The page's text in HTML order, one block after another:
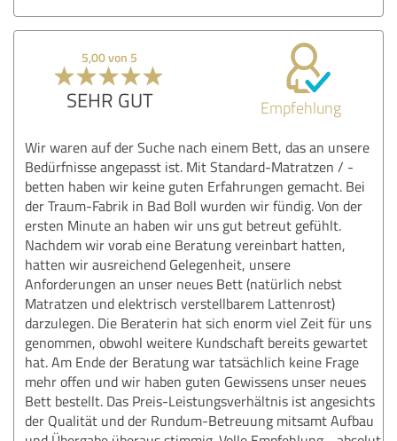
5,00 von 5
SEHR GUT Empfehlung
Wir waren auf der Suche nach einem Bett, das an unsere
Bedürfnisse angepasst ist. Mit Standard-Matratzen / -
betten haben wir keine guten Erfahrungen gemacht. Bei
der Traum-Fabrik in Bad Boll wurden wir fündig. Von der
ersten Minute an haben wir uns gut betreut gefühlt.
Nachdem wir vorab eine Beratung vereinbart hatten,
hatten wir ausreichend Gelegenheit, unsere
Anforderungen an unser neues Bett (natürlich nebst
Matratzen und elektrisch verstellbarem Lattenrost)
darzulegen. Die Beraterin hat sich enorm viel Zeit für uns
genommen, obwohl weitere Kundschaft bereits gewartet
hat. Am Ende der Beratung war tatsächlich keine Frage
mehr offen und wir haben guten Gewissens unser neues
Bett bestellt. Das Preis-Leistungsverhältnis ist angesichts
der Qualität und der Rundum-Betreuung mitsamt Aufbau